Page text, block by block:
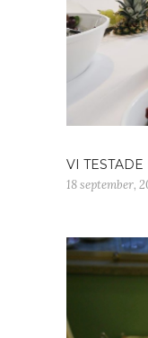
VI
18 september,